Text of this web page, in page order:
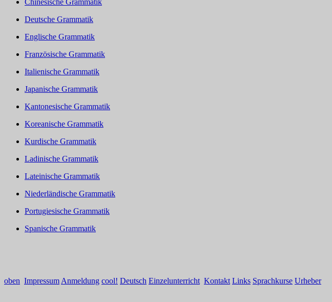
Deutsche Grammatik
Englische Grammatik
Französische Grammatik
Italienische Grammatik
Japanische Grammatik
Kantonesische Grammatik
Koreanische Grammatik
Kurdische Grammatik
Ladinische Grammatik
Lateinische Grammatik
Niederländische Grammatik
Portugiesische Grammatik
Spanische Grammatik
oben Impressum Anmeldung cool! Deutsch Einzelunterricht Kontakt Links Sprachkurse Urheber